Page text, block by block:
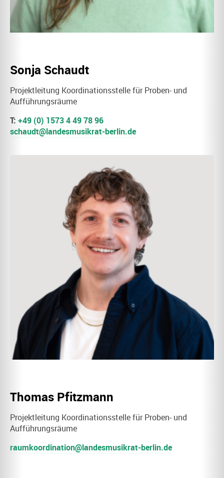
Sonja Schaudt
Projektleitung Koordinationsstelle für Proben- und
Aufführungsräume
T: +49 (0) 1573 4 49 78 96
schaudt@landesmusikrat-berlin.de
Thomas Pfitzmann
Projektleitung Koordinationsstelle für Proben- und
Aufführungsräume
raumkoordination@landesmusikrat-berlin.de